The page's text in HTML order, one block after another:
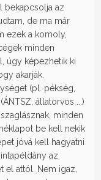
bekapcsolja az
de ma már
ezek a komoly,
minden
úgy képezhetik ki
akarják.
(pl. pékség,
állatorvos ...)
minden
be kell nekik
jóvá kell hagyatni
az
el attól. Nem igaz,